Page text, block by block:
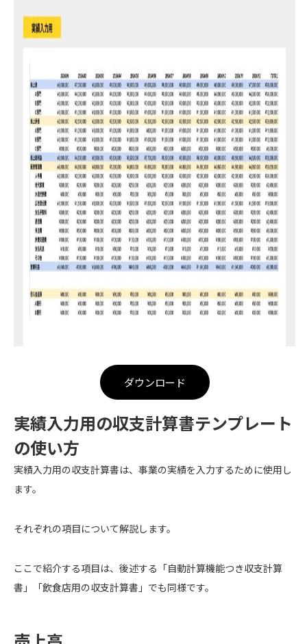
ダウンロード
実績入力用の収支計算書テンプレート
の使い方
実績入力用の収支計算書は、事業の実績を入力するために使用し
ます。
それぞれの項目について解説します。
ここで紹介する項目は、後述する「自動計算機能つき収支計算
書」「飲食店用の収支計算書」でも同様です。